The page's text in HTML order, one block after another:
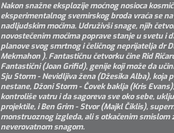
Nakon snažne eksplozije moćnog nosioca
eksperimentalnog svemirskog broda vraća se
nadljudskim moćima. Udruživši snage, njih
novostečenim moćima poprave stanje u svetu i
planove svog smrtnog i čeličnog neprijatelja dr
Mekmahon ). Fantastičnu četvorku čine Rid
Fantastični (Joan Grifid), genije koji može da
Sju Storm - Nevidljiva žena (Džesika Alba), koja
nestane, Džoni Storm - Čovek baklja (Kris
kontroliše vatru i da sagoreva sve oko sebe,
projektile, i Ben Grim - Stvor (Majkl Čiklis),
monstruoznog izgleda, ali s otkačenim smislom
neverovatnom snagom.